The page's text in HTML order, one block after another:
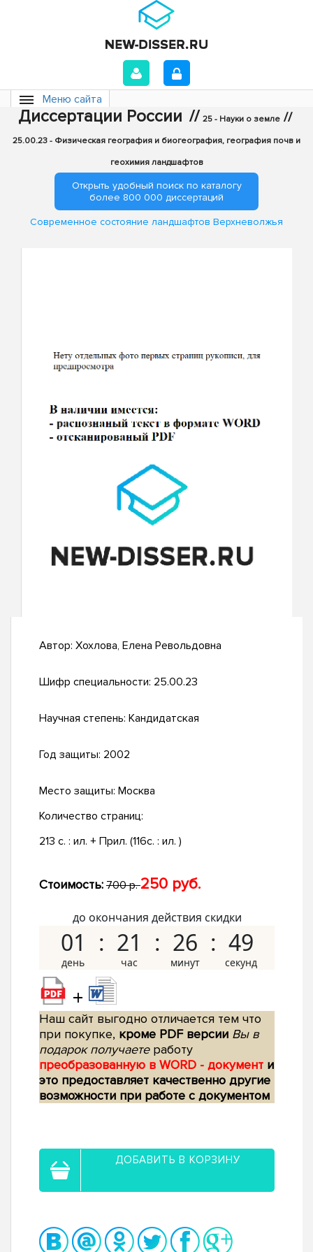
Меню сайта
Диссертации России // 25 - Науки о земле //
25.00.23 - Физическая география и биогеография, география почв и
геохимия ландшафтов
Открыть удобный поиск по каталогу
более 800 000 диссертаций
Современное состояние ландшафтов Верхневолжья
Автор: Хохлова, Елена Револьдовна
Шифр специальности: 25.00.23
Научная степень: Кандидатская
Год защиты: 2002
Место защиты: Москва
Количество страниц:
213 с. : ил. + Прил. (116с. : ил. )
Стоимость: 700 р.250 руб.
до окончания действия скидки
01 21 26 48
+
Наш сайт выгодно отличается тем что
при покупке, кроме PDF версии Вы в
подарок получаетеработу
преобразованную в WORD - документ и
это предоставляет качественно другие
возможности при работе с документом
ДОБАВИТЬ В КОРЗИНУ